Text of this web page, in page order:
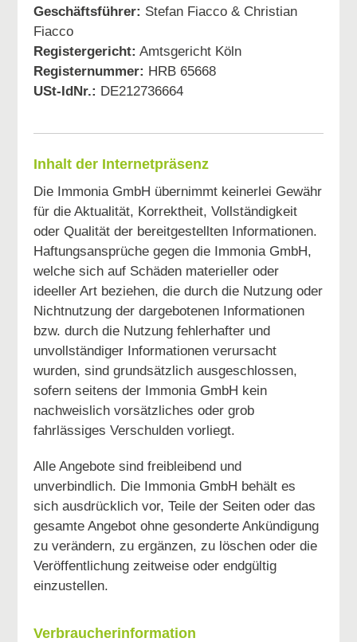
Geschäftsführer: Stefan Fiacco & Christian
Fiacco
Registergericht: Amtsgericht Köln
Registernummer: HRB 65668
USt-IdNr.: DE212736664
Inhalt der Internetpräsenz
Die Immonia GmbH übernimmt keinerlei Gewähr
für die Aktualität, Korrektheit, Vollständigkeit
oder Qualität der bereitgestellten Informationen.
Haftungsansprüche gegen die Immonia GmbH,
welche sich auf Schäden materieller oder
ideeller Art beziehen, die durch die Nutzung oder
Nichtnutzung der dargebotenen Informationen
bzw. durch die Nutzung fehlerhafter und
unvollständiger Informationen verursacht
wurden, sind grundsätzlich ausgeschlossen,
sofern seitens der Immonia GmbH kein
nachweislich vorsätzliches oder grob
fahrlässiges Verschulden vorliegt.
Alle Angebote sind freibleibend und
unverbindlich. Die Immonia GmbH behält es
sich ausdrücklich vor, Teile der Seiten oder das
gesamte Angebot ohne gesonderte Ankündigung
zu verändern, zu ergänzen, zu löschen oder die
Veröffentlichung zeitweise oder endgültig
einzustellen.
Verbraucherinformation